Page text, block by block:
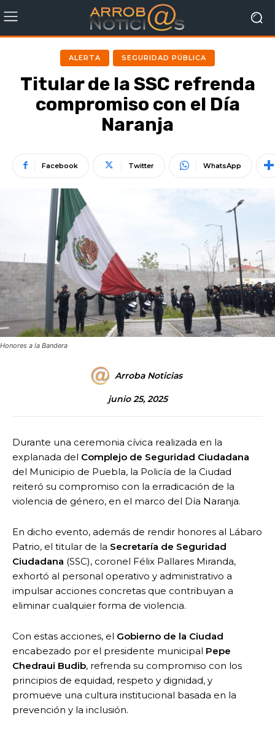
ALERTA SEGURIDAD PÚBLICA
Titular de la SSC refrenda
compromiso con el Día
Naranja
Facebook Twitter WhatsApp
Honores a la Bandera
Arroba Noticias
junio 25, 2025
Durante una ceremonia cívica realizada en la
explanada del Complejo de Seguridad Ciudadana
del Municipio de Puebla, la Policía de la Ciudad
reiteró su compromiso con la erradicación de la
violencia de género, en el marco del Día Naranja.
En dicho evento, además de rendir honores al Lábaro
Patrio, el titular de la Secretaría de Seguridad
Ciudadana (SSC), coronel Félix Pallares Miranda,
exhortó al personal operativo y administrativo a
impulsar acciones concretas que contribuyan a
eliminar cualquier forma de violencia.
Con estas acciones, el Gobierno de la Ciudad
encabezado por el presidente municipal Pepe
Chedraui Budib, refrenda su compromiso con los
principios de equidad, respeto y dignidad, y
promueve una cultura institucional basada en la
prevención y la inclusión.